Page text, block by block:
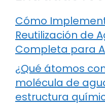
Cómo
Reutilización de
Completa para
¿Qué átomos
molécula de
estructura